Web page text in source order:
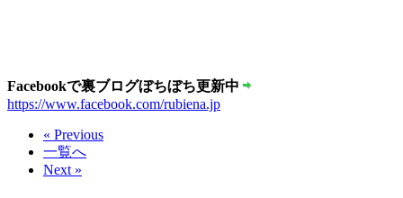
Facebookで裏ブログぼちぼち更新中
https://www.facebook.com/rubiena.jp
« Previous
一覧へ
Next »